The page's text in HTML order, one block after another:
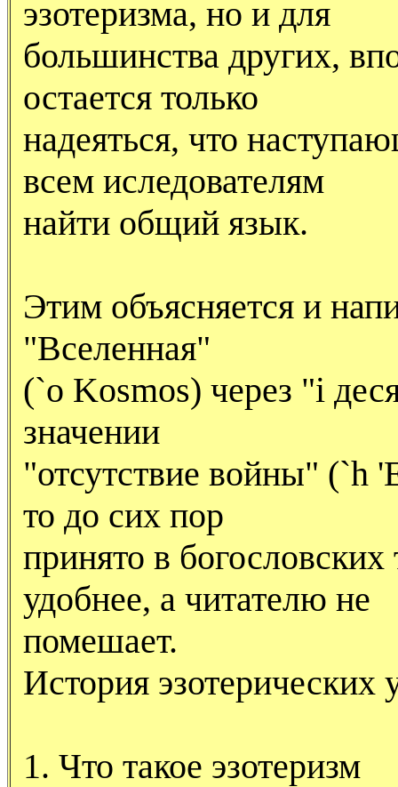
эзотеризма, но и для
большинства других,
остается только
надеяться, что
всем иследователям
найти общий язык.
Этим объясняется и
"Вселенная"
(`o Kosmos) через "i
значении
"отсутствие войны" (`h
то до сих пор
принято в
удобнее, а читателю не
помешает.
История эзотерических
1. Что такое эзотеризм